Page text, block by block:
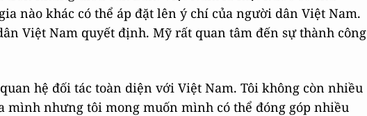
nào khác có thể áp đặt lên ý chí của người dân Việt Nam.
Việt Nam quyết định. Mỹ rất quan tâm đến sự thành công
hệ đối tác toàn diện với Việt Nam. Tôi không còn nhiều
nhưng tôi mong muốn mình có thể đóng góp nhiều